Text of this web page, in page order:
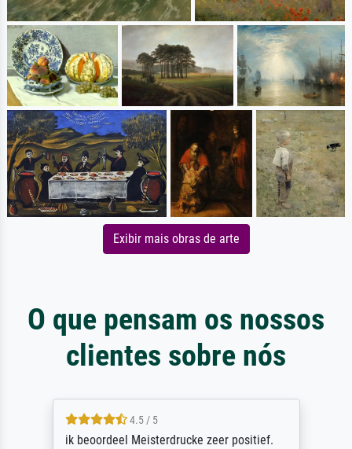
Exibir mais obras de arte
O que pensam os nossos
clientes sobre nós
4.5 / 5
ik beoordeel Meisterdrucke zeer positief.